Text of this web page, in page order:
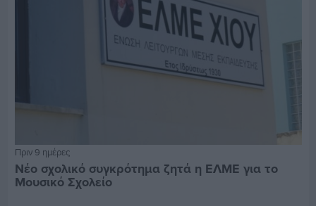
Πριν 9 ημέρες
Νέο σχολικό συγκρότημα ζητά η ΕΛΜΕ για το
Μουσικό Σχολείο